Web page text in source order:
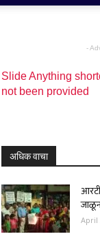
-
Slide Anything
not been provided
अधिक वाचा
April